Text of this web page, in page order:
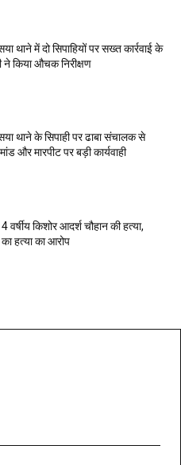
थाने में दो सिपाहियों पर सख्त कार्रवाई के
ने किया औचक निरीक्षण
थाने के सिपाही पर ढाबा संचालक से
और मारपीट पर बड़ी कार्यवाही
वर्षीय किशोर आदर्श चौहान की हत्या,
का हत्या का आरोप